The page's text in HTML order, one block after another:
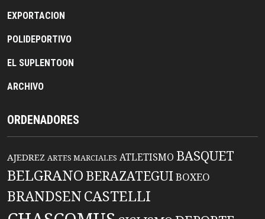
EXPORTACION
POLIDEPORTIVO
EL SUPLENTOON
ARCHIVO
ORDENADORES
AJEDREZ ARTES MARCIALES ATLETISMO BASQUET
BELGRANO BERAZATEGUIBOXEO
BRANDSENCASTELLI